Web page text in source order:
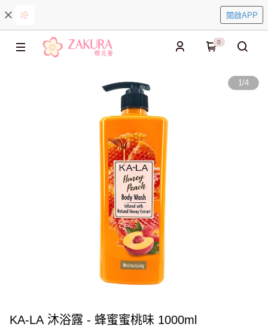
開啟APP
0
1/4
KA-LA 沐浴露 - 蜂蜜蜜桃味 1000ml